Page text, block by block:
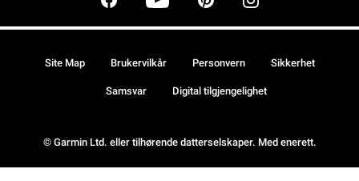
© Garmin Ltd. eller tilhørende datterselskaper. Med enerett.
Site Map Brukervilkår Personvern Sikkerhet
Samsvar Digital tilgjengelighet